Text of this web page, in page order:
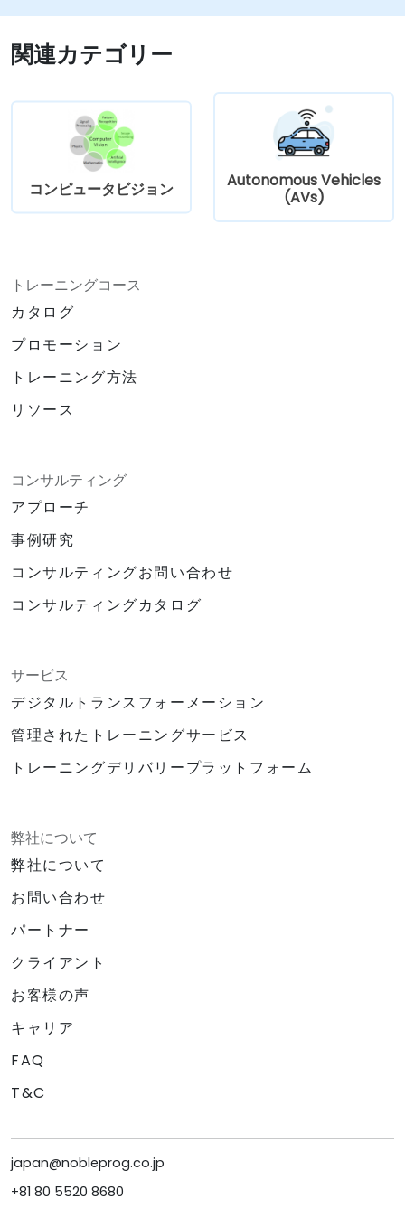
関連カテゴリー
コンピュータビジョン
Autonomous Vehicles
(AVs)
トレーニングコース
カタログ
プロモーション
トレーニング方法
リソース
コンサルティング
アプローチ
事例研究
コンサルティングお問い合わせ
コンサルティングカタログ
サービス
デジタルトランスフォーメーション
管理されたトレーニングサービス
トレーニングデリバリープラットフォーム
弊社について
弊社について
お問い合わせ
パートナー
クライアント
お客様の声
キャリア
FAQ
T&C
japan@nobleprog.co.jp
+81 80 5520 8680